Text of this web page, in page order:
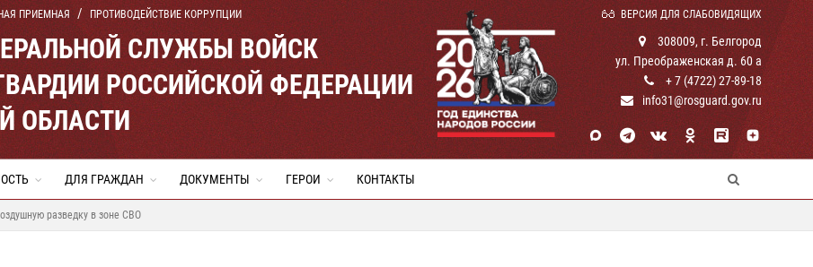
ПРИЕМНАЯ ПРОТИВОДЕЙСТВИЕ КОРРУПЦИИ ВЕРСИЯ ДЛЯ СЛАБОВИДЯЩИХ
СЛУЖБЫ ВОЙСК
РОССИЙСКОЙ ФЕДЕРАЦИИ
ОБЛАСТИ
308009, г. Белгород
ул. Преображенская д. 60 а
+ 7 (4722) 27-89-18
info31@rosguard.gov.ru
ДЛЯ ГРАЖДАН ДОКУМЕНТЫ ГЕРОИ КОНТАКТЫ
разведку в зоне СВО